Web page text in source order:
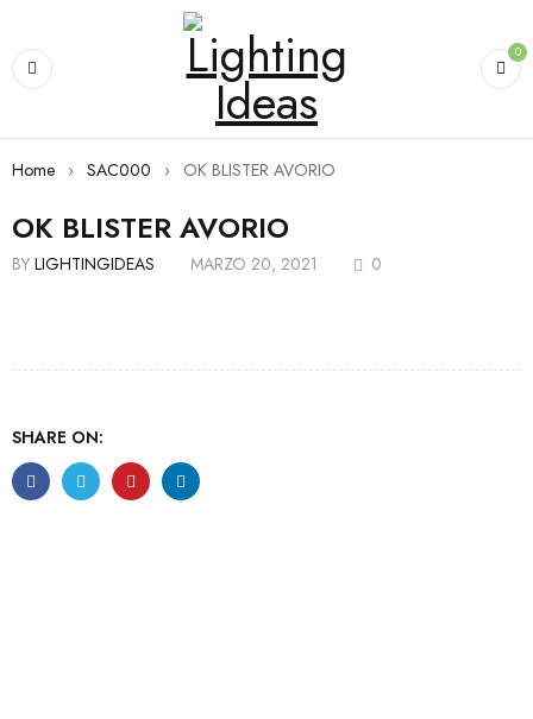
0
Home › SAC000 › OK BLISTER AVORIO
OK BLISTER AVORIO
BY LIGHTINGIDEAS MARZO 20, 2021 0
SHARE ON: